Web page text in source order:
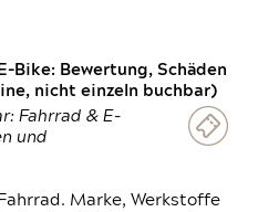
Bike: Bewertung, Schäden
nicht einzeln buchbar)
Fahrrad & E-
und
Marke, Werkstoffe